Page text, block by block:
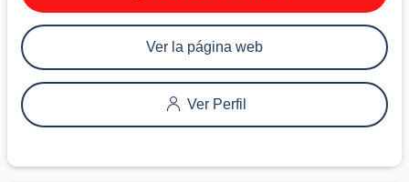
Ver la página web
Ver Perfil